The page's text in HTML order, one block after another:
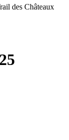
des Châteaux